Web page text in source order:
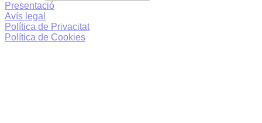
Presentació
Avís legal
Política de Privacitat
Política de Cookies